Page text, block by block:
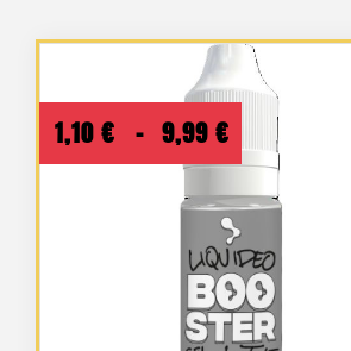
1,10 € – 9,99 €
Plage
de
prix :
1,10 €
à